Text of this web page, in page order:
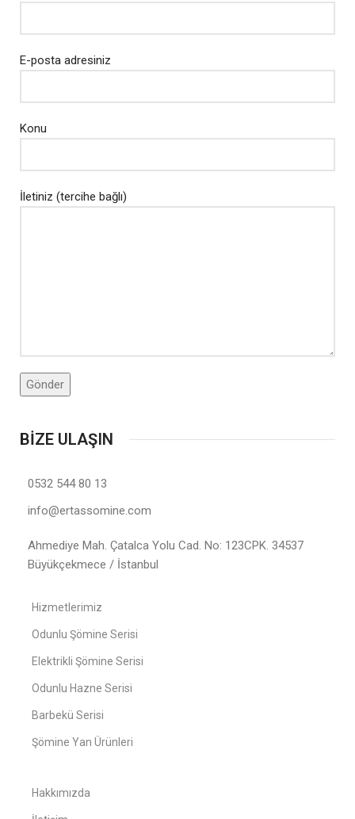
E-posta adresiniz
Konu
İletiniz (tercihe bağlı)
BİZE ULAŞIN
0532 544 80 13
info@ertassomine.com
Ahmediye Mah. Çatalca Yolu Cad. No: 123CPK. 34537
Büyükçekmece / İstanbul
Hizmetlerimiz
Odunlu Şömine Serisi
Elektrikli Şömine Serisi
Odunlu Hazne Serisi
Barbekü Serisi
Şömine Yan Ürünleri
Hakkımızda